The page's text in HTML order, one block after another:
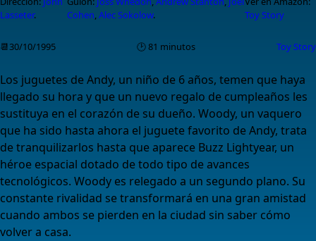
Lasseter.
Cohen,Alec Sokolow.
Toy Story
📆30/10/1995 🕑 81 minutos Toy Story
Los juguetes de Andy, un niño de 6 años, temen que haya
llegado su hora y que un nuevo regalo de cumpleaños les
sustituya en el corazón de su dueño. Woody, un vaquero
que ha sido hasta ahora el juguete favorito de Andy, trata
de tranquilizarlos hasta que aparece Buzz Lightyear, un
héroe espacial dotado de todo tipo de avances
tecnológicos. Woody es relegado a un segundo plano. Su
constante rivalidad se transformará en una gran amistad
cuando ambos se pierden en la ciudad sin saber cómo
volver a casa.